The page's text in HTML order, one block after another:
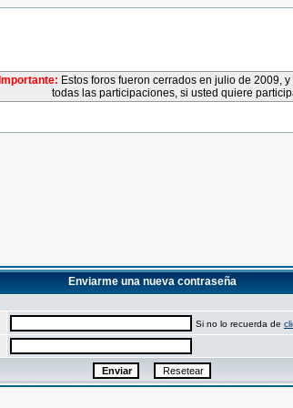
Importante: Estos foros fueron cerrados en julio de 2009,
todas las participaciones, si usted quiere
Enviarme una nueva contraseña
Si no lo recuerda de